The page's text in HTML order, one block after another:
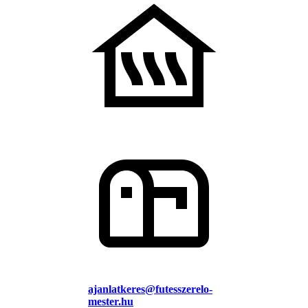
ajanlatkeres@futesszerelo-
mester.hu